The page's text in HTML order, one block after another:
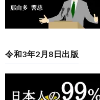
令和3年2月8日出版